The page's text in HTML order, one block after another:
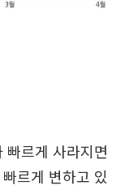
빠르게 사라지면
르게 변하고 있